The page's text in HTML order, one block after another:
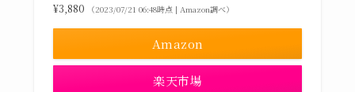
¥3,880
（2023/07/21 06:48時点 | Amazon調べ）
Amazon
楽天市場